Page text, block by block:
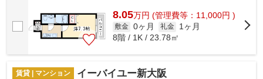
8.05万円 (管理費等：11,000円 )
敷金 0ヶ月 礼金
1ヶ月
8階 / 1K / 23.78㎡
賃貸 | マンション イーバイユー新大阪